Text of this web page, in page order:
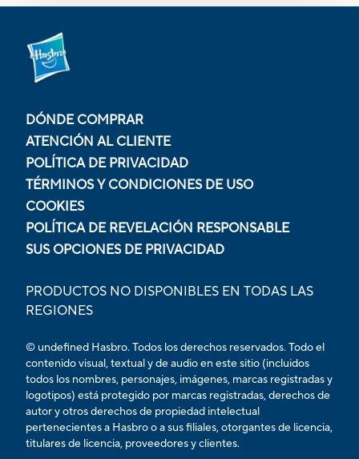
DÓNDE COMPRAR
ATENCIÓN AL CLIENTE
POLÍTICA DE PRIVACIDAD
TÉRMINOS Y CONDICIONES DE USO
COOKIES
POLÍTICA DE REVELACIÓN RESPONSABLE
SUS OPCIONES DE PRIVACIDAD
PRODUCTOS NO DISPONIBLES EN TODAS LAS
REGIONES
© undefined Hasbro. Todos los derechos reservados. Todo el
contenido visual, textual y de audio en este sitio (incluidos
todos los nombres, personajes, imágenes, marcas registradas y
logotipos) está protegido por marcas registradas, derechos de
autor y otros derechos de propiedad intelectual
pertenecientes a Hasbro o a sus filiales, otorgantes de licencia,
titulares de licencia, proveedores y clientes.